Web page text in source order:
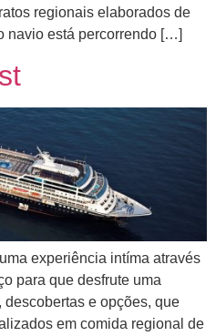
regionais elaborados de
navio está percorrendo […]
experiência intíma através
para que desfrute uma
e opções, que
em comida regional de